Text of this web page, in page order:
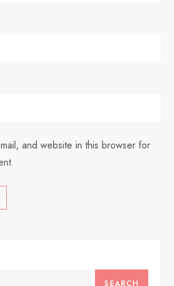
and website in this browser for
SEARCH